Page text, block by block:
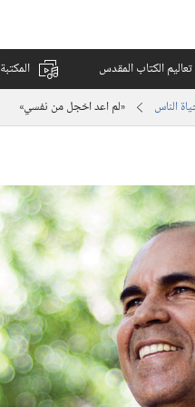
تعاليم الكتاب المقدس المكتبة
الناس ‏«لم اعد اخجل من نفسي»‏